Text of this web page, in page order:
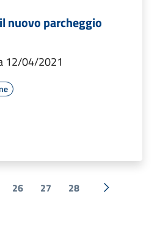
nuovo parcheggio
12/04/2021
26 27 28 Successiva